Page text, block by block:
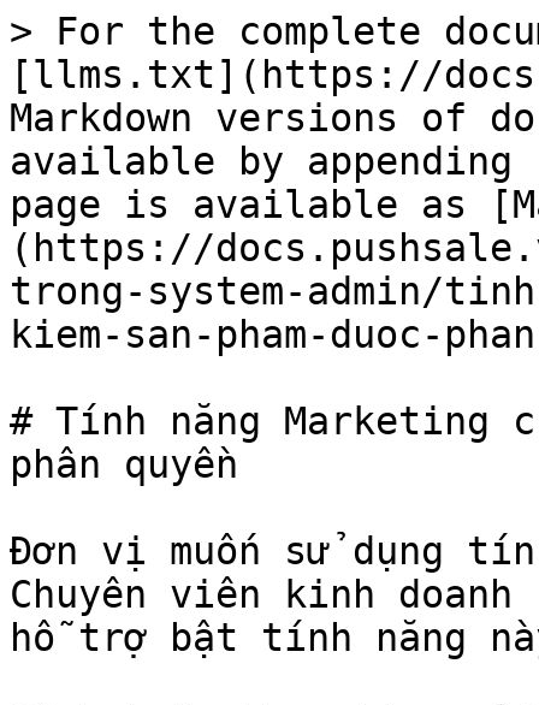
> For the complete
[llms.txt](https://
Markdown versions of
available by
page is available as
(https://
trong-system-admin/
kiem-san-pham-duoc-
# Tính năng Marketing
phân quyền
Đơn vị muốn sử dụng
Chuyên viên kinh doanh
hỗ trợ bật tính năng